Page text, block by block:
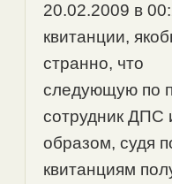
20.02.2009 в
квитанции,
странно, что
следующую по
сотрудник ДПС
образом, судя
квитанциям